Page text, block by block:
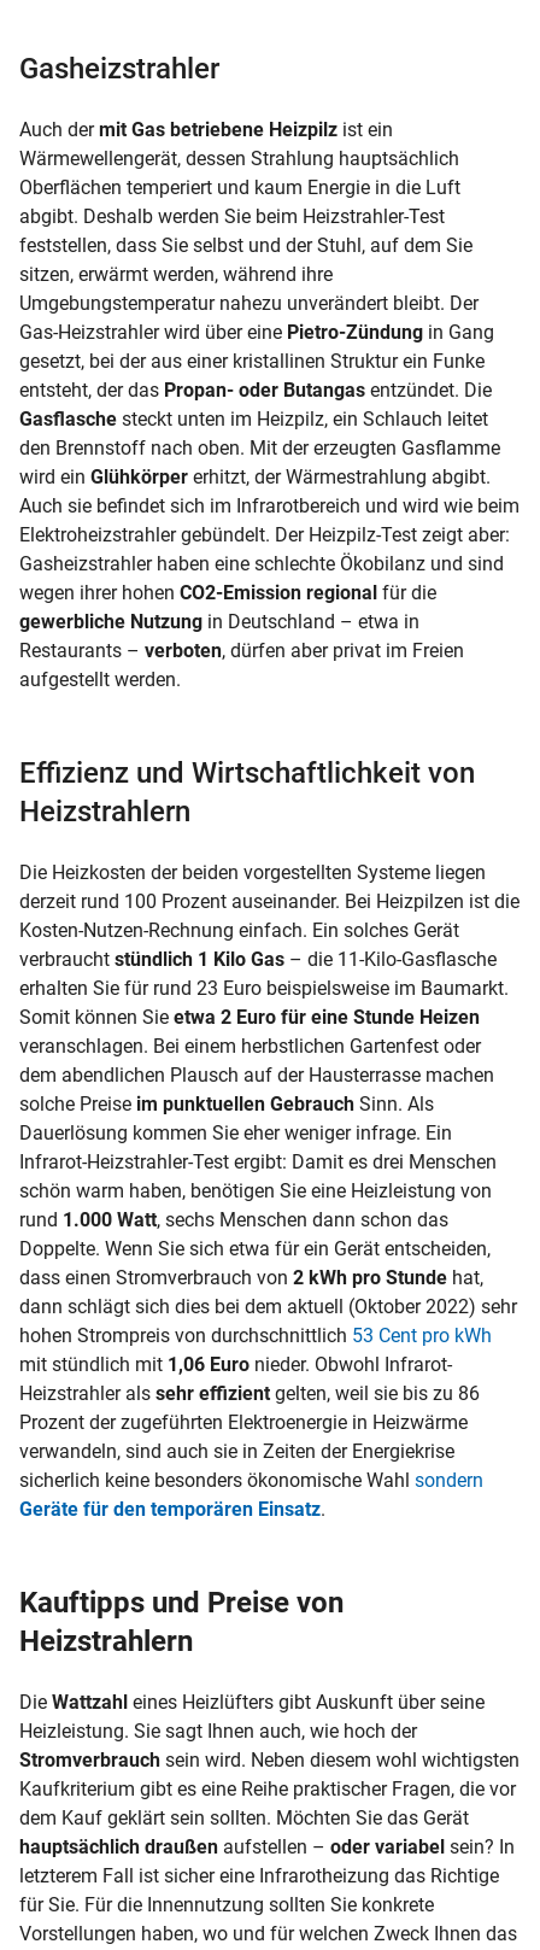
Gasheizstrahler
Auch dermit Gas betriebene Heizpilz ist ein
Wärmewellengerät, dessen Strahlung hauptsächlich
Oberflächen temperiert und kaum Energie in die Luft
abgibt. Deshalb werden Sie beim Heizstrahler-Test
feststellen, dass Sie selbst und der Stuhl, auf dem Sie
sitzen, erwärmt werden, während ihre
Umgebungstemperatur nahezu unverändert bleibt. Der
Gas-Heizstrahler wird über eine Pietro-Zündung in Gang
gesetzt, bei der aus einer kristallinen Struktur ein Funke
entsteht, der das Propan- oder Butangas entzündet. Die
Gasflasche steckt unten im Heizpilz, ein Schlauch leitet
den Brennstoff nach oben. Mit der erzeugten Gasflamme
wird ein Glühkörper erhitzt, der Wärmestrahlung abgibt.
Auch sie befindet sich im Infrarotbereich und wird wie beim
Elektroheizstrahler gebündelt. Der Heizpilz-Test zeigt aber:
Gasheizstrahler haben eine schlechte Ökobilanz und sind
wegen ihrer hohen CO2-Emission regional für die
gewerbliche Nutzung in Deutschland – etwa in
Restaurants – verboten, dürfen aber privat im Freien
aufgestellt werden.
Effizienz und Wirtschaftlichkeit von
Heizstrahlern
Die Heizkosten der beiden vorgestellten Systeme liegen
derzeit rund 100 Prozent auseinander. Bei Heizpilzen ist die
Kosten-Nutzen-Rechnung einfach. Ein solches Gerät
verbraucht stündlich 1 Kilo Gas – die 11-Kilo-Gasflasche
erhalten Sie für rund 23 Euro beispielsweise im Baumarkt.
Somit können Sie etwa 2 Euro für eine Stunde Heizen
veranschlagen. Bei einem herbstlichen Gartenfest oder
dem abendlichen Plausch auf der Hausterrasse machen
solche Preise im punktuellen Gebrauch Sinn. Als
Dauerlösung kommen Sie eher weniger infrage. Ein
Infrarot-Heizstrahler-Test ergibt: Damit es drei Menschen
schön warm haben, benötigen Sie eine Heizleistung von
rund 1.000 Watt, sechs Menschen dann schon das
Doppelte. Wenn Sie sich etwa für ein Gerät entscheiden,
dass einen Stromverbrauch von 2 kWh pro Stunde hat,
dann schlägt sich dies bei dem aktuell (Oktober 2022) sehr
hohen Strompreis von durchschnittlich 53 Cent pro kWh
mit stündlich mit 1,06 Euro nieder. Obwohl Infrarot-
Heizstrahler als sehr effizient gelten, weil sie bis zu 86
Prozent der zugeführten Elektroenergie in Heizwärme
verwandeln, sind auch sie in Zeiten der Energiekrise
sicherlich keine besonders ökonomische Wahl sondern
Geräte für den temporären Einsatz.
Kauftipps und Preise von
Heizstrahlern
Die Wattzahl eines Heizlüfters gibt Auskunft über seine
Heizleistung. Sie sagt Ihnen auch, wie hoch der
Stromverbrauch sein wird. Neben diesem wohl wichtigsten
Kaufkriterium gibt es eine Reihe praktischer Fragen, die vor
dem Kauf geklärt sein sollten. Möchten Sie das Gerät
hauptsächlich draußen aufstellen – oder variabel sein? In
letzterem Fall ist sicher eine Infrarotheizung das Richtige
für Sie. Für die Innennutzung sollten Sie konkrete
Vorstellungen haben, wo und für welchen Zweck Ihnen das